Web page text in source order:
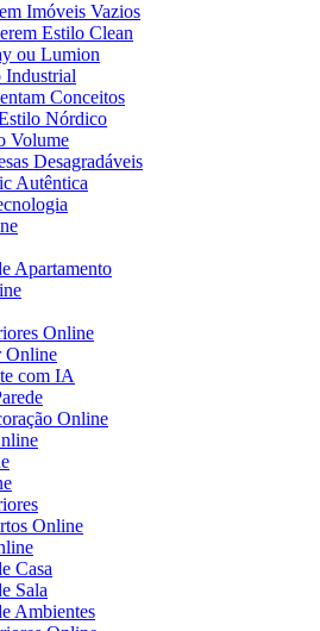
Imóveis Vazios
Estilo Clean
ou Lumion
Industrial
Conceitos
Nórdico
Volume
Desagradáveis
Autêntica
Apartamento
Online
Online
com IA
Online
Online
Casa
Sala
Ambientes